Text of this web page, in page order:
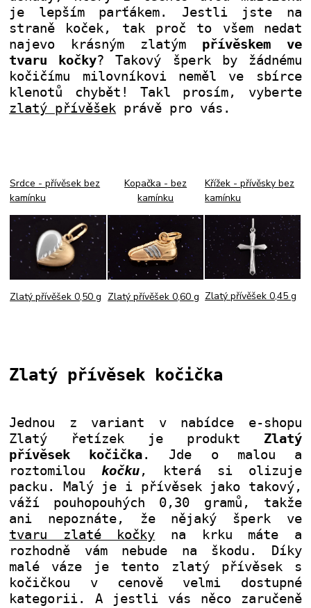
je lepším parťákem. Jestli jste na
straně koček, tak proč to všem nedat
najevo krásným zlatým přívěskem ve
tvaru kočky? Takový šperk by žádnému
kočičímu milovníkovi neměl ve sbírce
klenotů chybět! Takl prosím, vyberte
zlatý přívěšek právě pro vás.
Srdce - přívěsek bez
kamínku
Zlatý přívěšek 0,50 g
Kopačka - bez
kamínku
Zlatý přívěšek 0,60 g
Křížek - přívěsky bez
kamínku
Zlatý přívěšek 0,45 g
Zlatý přívěsek kočička
Jednou z variant v nabídce e-shopu
Zlatý řetízek je produkt Zlatý
přívěsek kočička. Jde o malou a
roztomilou kočku, která si olizuje
packu. Malý je i přívěsek jako takový,
váží pouhopouhých 0,30 gramů, takže
ani nepoznáte, že nějaký šperk ve
tvaru zlaté kočky na krku máte a
rozhodně vám nebude na škodu. Díky
malé váze je tento zlatý přívěsek s
kočičkou v cenově velmi dostupné
kategorii. A jestli vás něco zaručeně